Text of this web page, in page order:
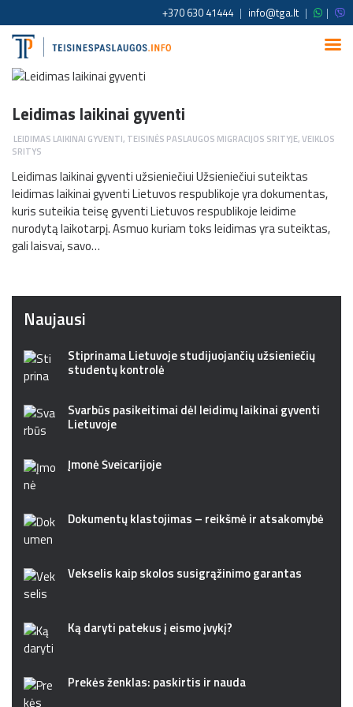
+370 630 41444 | info@tga.lt | |
Leidimas laikinai gyventi
LEIDIMAS LAIKINAI GYVENTI, TEISINĖS PASLAUGOS MIGRACIJOS SRITYJE,VEIKLOS
SRITYS
Leidimas laikinai gyventi užsieniečiui Užsieniečiui suteiktas
leidimas laikinai gyventi Lietuvos respublikoje yra dokumentas,
kuris suteikia teisę gyventi Lietuvos respublikoje leidime
nurodytą laikotarpį. Asmuo kuriam toks leidimas yra suteiktas,
gali laisvai, savo…
Naujausi
Stiprinama Lietuvoje studijuojančių užsieniečių
studentų kontrolė
Svarbūs pasikeitimai dėl leidimų laikinai gyventi
Lietuvoje
Įmonė Šveicarijoje
Dokumentų klastojimas – reikšmė ir atsakomybė
Vekselis kaip skolos susigrąžinimo garantas
Ką daryti patekus į eismo įvykį?
Prekės ženklas: paskirtis ir nauda